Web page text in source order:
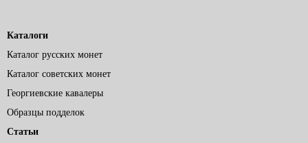
Каталоги
Каталог русских монет
Каталог советских монет
Георгиевские кавалеры
Образцы подделок
Статьи